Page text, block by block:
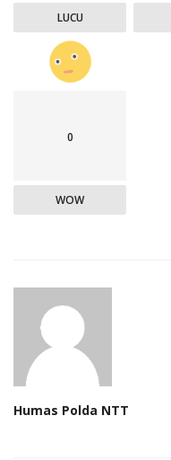
LUCU
0
WOW
Humas Polda NTT